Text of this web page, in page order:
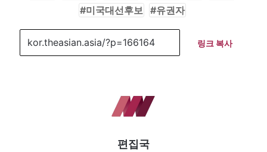
미국대선후보
유권자
링크 복사
편집국